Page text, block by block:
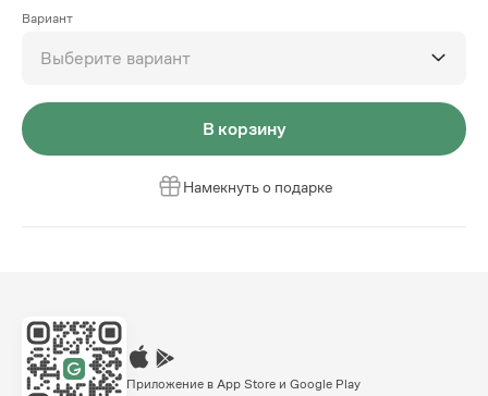
Вариант
Выберите вариант
В корзину
Намекнуть о подарке
Приложение в App Store и Google Play